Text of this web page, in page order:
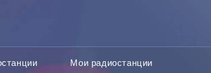
Мои радиостанции